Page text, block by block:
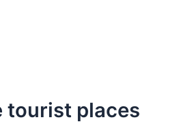
tourist places